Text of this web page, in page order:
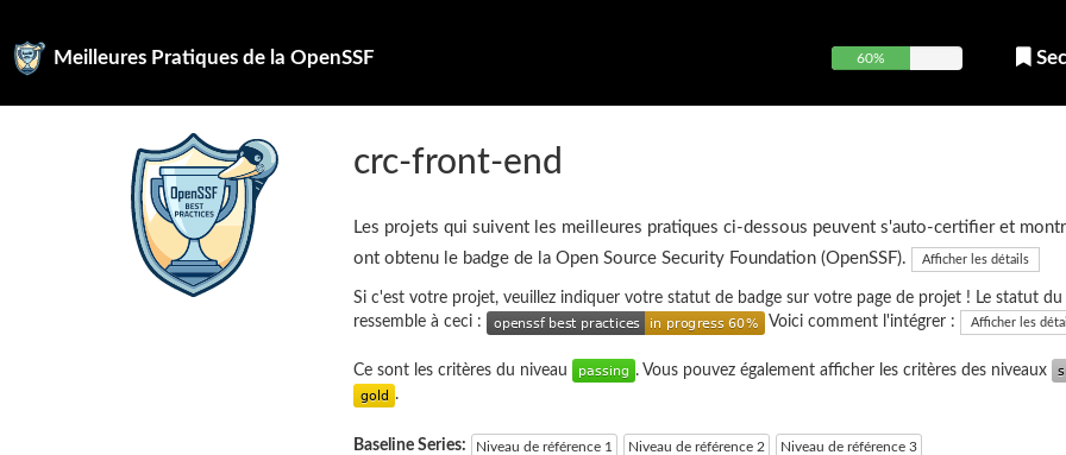
Meilleures Pratiques de la OpenSSF 60%
crc-front-end
Les projets qui suivent les meilleures pratiques ci-dessous peuvent s'auto-certifier et
ont obtenu le badge de la Open Source Security Foundation (OpenSSF).
Afficher les détails
Si c'est votre projet, veuillez indiquer votre statut de badge sur votre page de projet ! Le statut du
ressemble à ceci :
Voici comment l'intégrer : Afficher les
Ce sont les critères du niveau . Vous pouvez également afficher les critères des niveaux
.
Baseline Series: Niveau de référence 1 Niveau de référence 2 Niveau de référence 3